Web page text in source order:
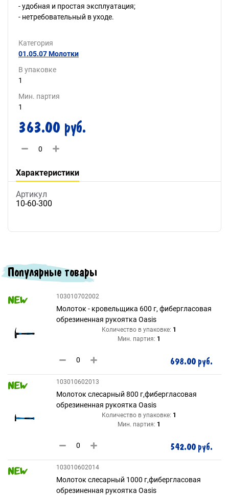
- удобная и простая эксплуатация;
- нетребовательный в уходе.
Категория
01.05.07 Молотки
В упаковке
1
Мин. партия
1
363.00 руб.
Характеристики
Артикул
10-60-300
Популярные товары
103010702002
Молоток - кровельщика 600 г, фибергласовая
обрезиненная рукоятка Oasis
Количество в упаковке: 1
Мин. партия: 1
698.00 руб.
103010602013
Молоток слесарный 800 г,фибергласовая
обрезиненная рукоятка Oasis
Количество в упаковке: 1
Мин. партия: 1
542.00 руб.
103010602014
Молоток слесарный 1000 г,фибергласовая
обрезиненная рукоятка Oasis